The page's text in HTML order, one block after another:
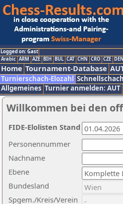
Logged on: Gast
Arabic ARM AZE BIH BUL CAT CHN CRO CZE DEN
Home Tournament-Database
Turnierschach-Elozahl
Allgemeines Turnier anmelden: AUT
Willkommen bei den
Nachname
Ebene
Personennummer
Bundesland
Spgem./Kreis/Verein
FIDE-Elolisten Stand